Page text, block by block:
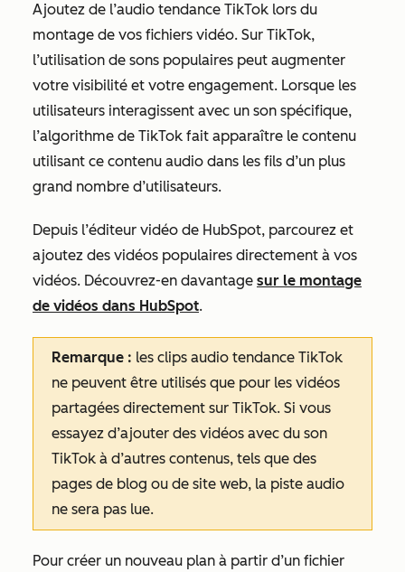
Ajoutez de l’audio tendance TikTok lors du
montage de vos fichiers vidéo. Sur TikTok,
l’utilisation de sons populaires peut augmenter
votre visibilité et votre engagement. Lorsque les
utilisateurs interagissent avec un son spécifique,
l’algorithme de TikTok fait apparaître le contenu
utilisant ce contenu audio dans les fils d’un plus
grand nombre d’utilisateurs.
Depuis l’éditeur vidéo de HubSpot, parcourez et
ajoutez des vidéos populaires directement à vos
vidéos. Découvrez-en davantage sur le montage
de vidéos dans HubSpot.
Remarque : les clips audio tendance TikTok
ne peuvent être utilisés que pour les vidéos
partagées directement sur TikTok. Si vous
essayez d’ajouter des vidéos avec du son
TikTok à d’autres contenus, tels que des
pages de blog ou de site web, la piste audio
ne sera pas lue.
Pour créer un nouveau plan à partir d’un fichier